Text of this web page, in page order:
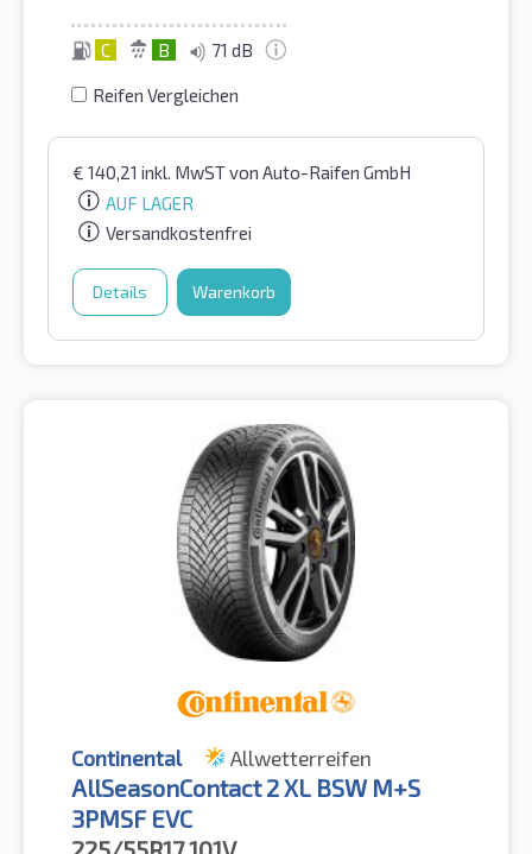
C B 71 dB
Reifen Vergleichen
€ 140,21 inkl. MwSTvon Auto-Raifen GmbH
AUF LAGER
Versandkostenfrei
Details Warenkorb
Continental Allwetterreifen
AllSeasonContact 2 XL BSW M+S
3PMSF EVC